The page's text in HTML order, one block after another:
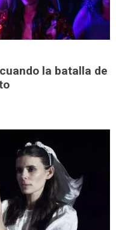
la batalla de